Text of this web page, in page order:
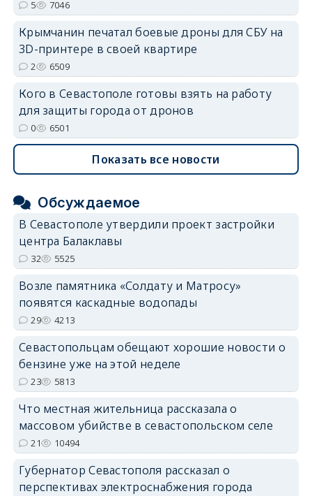
5 7046
Крымчанин печатал боевые дроны для СБУ на
3D-принтере в своей квартире
2 6509
Кого в Севастополе готовы взять на работу
для защиты города от дронов
0 6501
Показать все новости
Обсуждаемое
В Севастополе утвердили проект застройки
центра Балаклавы
32 5525
Возле памятника «Солдату и Матросу»
появятся каскадные водопады
29 4213
Севастопольцам обещают хорошие новости о
бензине уже на этой неделе
23 5813
Что местная жительница рассказала о
массовом убийстве в севастопольском селе
21 10494
Губернатор Севастополя рассказал о
перспективах электроснабжения города